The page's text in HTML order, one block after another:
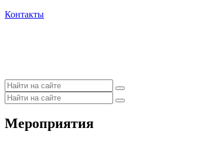
Контакты
Мероприятия